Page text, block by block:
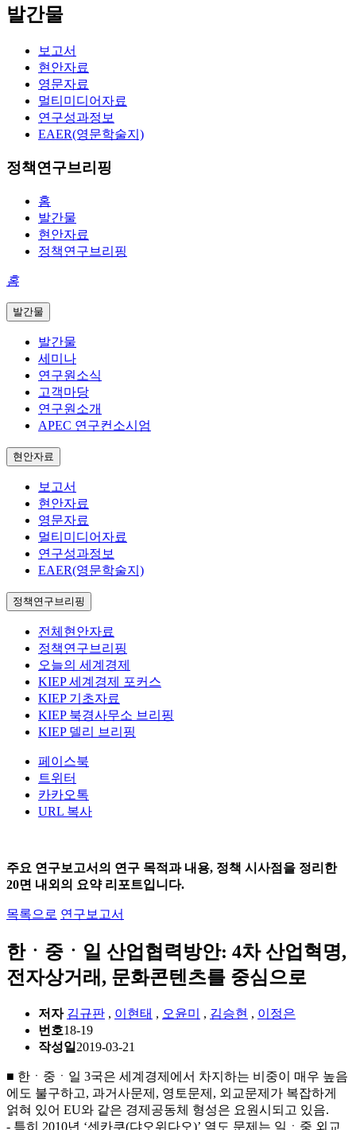
발간물
보고서
현안자료
영문자료
멀티미디어자료
연구성과정보
EAER(영문학술지)
정책연구브리핑
홈
발간물
현안자료
정책연구브리핑
홈
발간물
발간물
세미나
연구원소식
고객마당
연구원소개
APEC 연구컨소시엄
현안자료
보고서
현안자료
영문자료
멀티미디어자료
연구성과정보
EAER(영문학술지)
정책연구브리핑
전체현안자료
정책연구브리핑
오늘의 세계경제
KIEP 세계경제 포커스
KIEP 기초자료
KIEP 북경사무소 브리핑
KIEP 델리 브리핑
페이스북
트위터
카카오톡
URL 복사
주요 연구보고서의 연구 목적과 내용, 정책 시사점을 정리한
20면 내외의 요약 리포트입니다.
목록으로 연구보고서
한ㆍ중ㆍ일 산업협력방안: 4차 산업혁명,
전자상거래, 문화콘텐츠를 중심으로
저자 김규판 , 이현태 , 오윤미 , 김승현 , 이정은
번호18-19
작성일 2019-03-21
■ 한ㆍ중ㆍ일 3국은 세계경제에서 차지하는 비중이 매우 높음
에도 불구하고, 과거사문제, 영토문제, 외교문제가 복잡하게
얽혀 있어 EU와 같은 경제공동체 형성은 요원시되고 있음.
- 특히 2010년 ‘센카쿠(댜오위다오)’ 열도 문제는 일ㆍ중 외교